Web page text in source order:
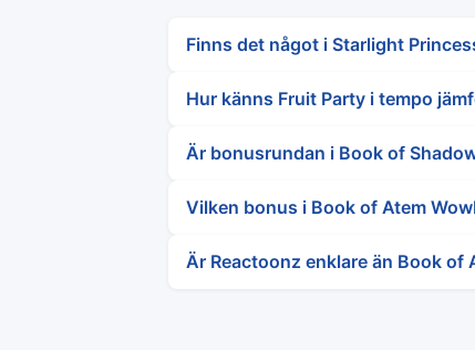
Finns det något i Starlight
Hur känns Fruit Party i tempo
Är bonusrundan i Book of
Vilken bonus i Book of Atem
Är Reactoonz enklare än Book of